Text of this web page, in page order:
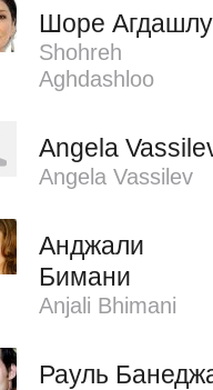
Шоре Агдашлу
Shohreh
Aghdashloo
Angela
Angela Vassilev
Анджали
Бимани
Anjali Bhimani
Рауль